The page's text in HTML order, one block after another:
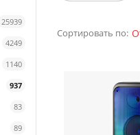
Сортировать по:
25939
4249
1140
937
83
89